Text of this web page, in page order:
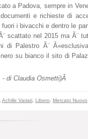
a Padova, sempre in
e richieste di
fuori i bivacchi e dentro le
scattato nel 2015 ma Ã¨
di Palestro Ã¨
su bianco il sito di
- di Claudia Osmetti)Â
Achille Variati Libero Mercato Nuovo